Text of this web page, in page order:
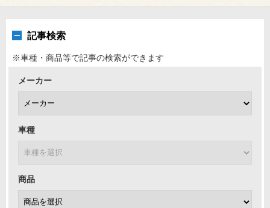
記事検索
※車種・商品等で記事の検索ができます
メーカー
車種
商品